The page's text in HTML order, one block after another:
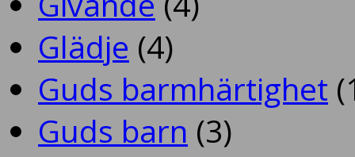
Glädje (4)
Guds barmhärtighet
Guds barn (3)